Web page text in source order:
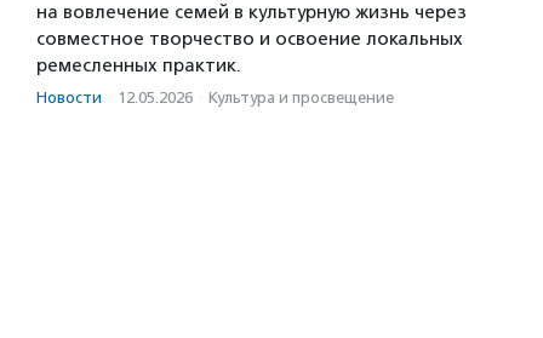
на вовлечение семей в культурную жизнь через
совместное творчество и освоение локальных
ремесленных практик.
Новости · 12.05.2026 · Культура и просвещение